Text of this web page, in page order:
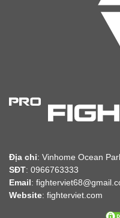
Địa chỉ: Vinhome Ocean
SĐT: 0966763333
Email:
Website: fighterviet.com